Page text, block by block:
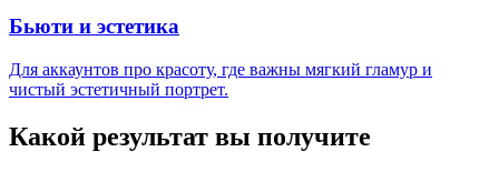
Бьюти и эстетика
Для аккаунтов про красоту, где важны мягкий гламур и
чистый эстетичный портрет.
Какой результат вы получите